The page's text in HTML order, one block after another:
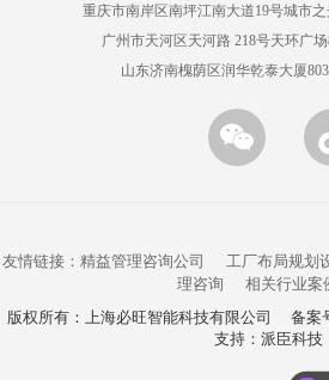
重庆市南岸区南坪江南大道19号城市之
广州市天河区天河路 218号天环广场
山东济南槐荫区润华乾泰大厦803
友情链接： 精益管理咨询公司 工厂布局规划
理咨询
相关行业案
版权所有：上海必旺智能科技有限公司 备案
支持： 派臣科技